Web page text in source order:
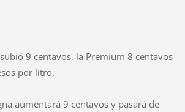
9 centavos, la Premium 8 centavos
por litro.
aumentará 9 centavos y pasará de